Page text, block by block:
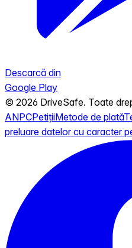
Descarcă din
Google Play
© 2026 DriveSafe. Toate
ANPCPetițiiMetode de plată
preluare datelor cu caracter